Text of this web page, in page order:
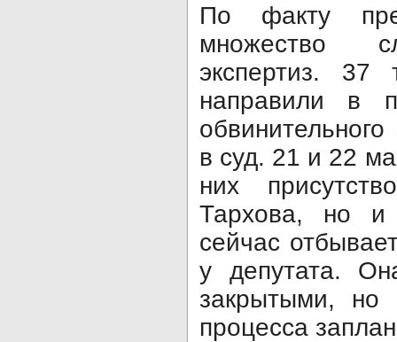
По факту
множество
экспертиз.
направили в
в суд. 21 и 22
них
Тархова, но
сейчас
у депутата.
закрытыми, но
процесса